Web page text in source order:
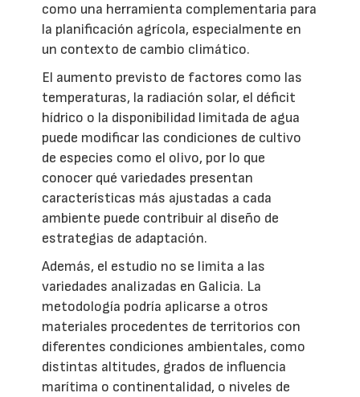
como una herramienta complementaria para
la planificación agrícola, especialmente en
un contexto de cambio climático.
El aumento previsto de factores como las
temperaturas, la radiación solar, el déficit
hídrico o la disponibilidad limitada de agua
puede modificar las condiciones de cultivo
de especies como el olivo, por lo que
conocer qué variedades presentan
características más ajustadas a cada
ambiente puede contribuir al diseño de
estrategias de adaptación.
Además, el estudio no se limita a las
variedades analizadas en Galicia. La
metodología podría aplicarse a otros
materiales procedentes de territorios con
diferentes condiciones ambientales, como
distintas altitudes, grados de influencia
marítima o continentalidad, o niveles de